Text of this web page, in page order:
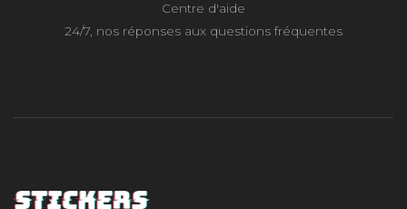
Centre d'aide
24/7, nos réponses aux questions fréquentes